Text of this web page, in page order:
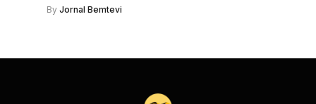
By Jornal Bemtevi